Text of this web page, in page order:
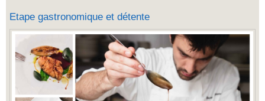
Etape gastronomique et détente